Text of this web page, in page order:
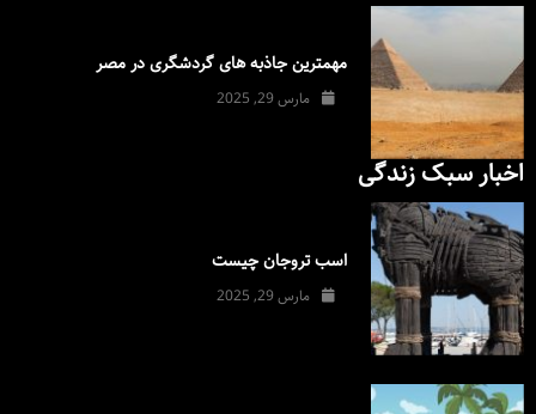
مهمترین جاذبه های گردشگری در مصر
مارس 29, 2025
اخبار سبک زندگی
اسب تروجان چیست
مارس 29, 2025